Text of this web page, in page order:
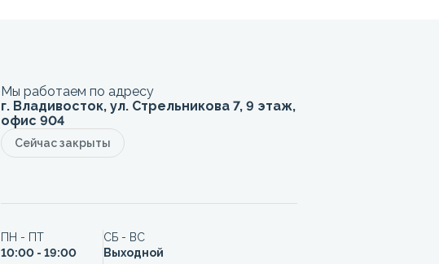
Мы работаем по адресу
г. Владивосток, ул. Стрельникова 7, 9 этаж,
офис 904
Сейчас закрыты
ПН - ПТ
10:00 - 19:00
СБ - ВС
Выходной